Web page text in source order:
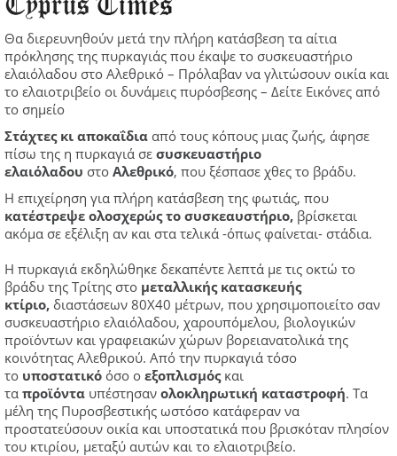
Θα διερευνηθούν μετά την πλήρη κατάσβεση τα αίτια
πρόκλησης της πυρκαγιάς που έκαψε το συσκευαστήριο
ελαιόλαδου στο Αλεθρικό – Πρόλαβαν να γλιτώσουν οικία και
το ελαιοτριβείο οι δυνάμεις πυρόσβεσης – Δείτε Εικόνες από
το σημείο
Στάχτες κι αποκαΐδια από τους κόπους μιας ζωής, άφησε
πίσω της η πυρκαγιά σε συσκευαστήριο
ελαιόλαδου στο Αλεθρικό, που ξέσπασε χθες το βράδυ.
Η επιχείρηση για πλήρη κατάσβεση της φωτιάς, που
κατέστρεψε ολοσχερώς το συσκεαυστήριο, βρίσκεται
ακόμα σε εξέλιξη αν και στα τελικά -όπως φαίνεται- στάδια.
Η πυρκαγιά εκδηλώθηκε δεκαπέντε λεπτά με τις οκτώ το
βράδυ της Τρίτης στο μεταλλικής κατασκευής
κτίριο, διαστάσεων 80Χ40 μέτρων, που χρησιμοποιείτο σαν
συσκευαστήριο ελαιόλαδου, χαρουπόμελου, βιολογικών
προϊόντων και γραφειακών χώρων βορειανατολικά της
κοινότητας Αλεθρικού. Από την πυρκαγιά τόσο
το υποστατικό όσο ο εξοπλισμόςκαι
τα προϊόντα υπέστησαν ολοκληρωτική καταστροφή. Τα
μέλη της Πυροσβεστικής ωστόσο κατάφεραν να
προστατεύσουν οικία και υποστατικά που βρισκόταν πλησίον
του κτιρίου, μεταξύ αυτών και το ελαιοτριβείο.